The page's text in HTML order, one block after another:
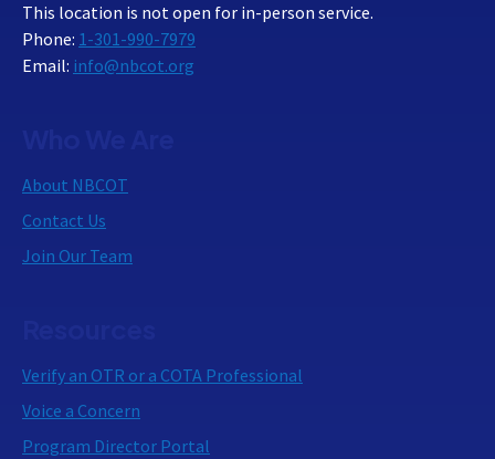
This location is not open for in-person service.
Phone: 1-301-990-7979
Email: info@nbcot.org
About NBCOT
Contact Us
Join Our Team
Verify an OTR or a COTA Professional
Voice a Concern
Program Director Portal